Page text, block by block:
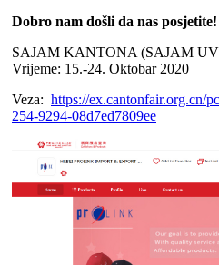
Dobro nam došli da nas posjetite!
SAJAM KANTONA (SAJAM
Vrijeme: 15.-24. Oktobar 2020
Veza: https://ex.cantonfair.org.cn/
254-9294-08d7ed7809ee